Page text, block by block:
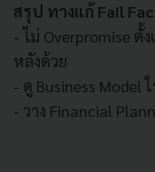
สรุป ทางแก้ Fail
- ไม่ Overpromise ตั้
หลังด้วย
- ดู Business Model
- วาง Financial